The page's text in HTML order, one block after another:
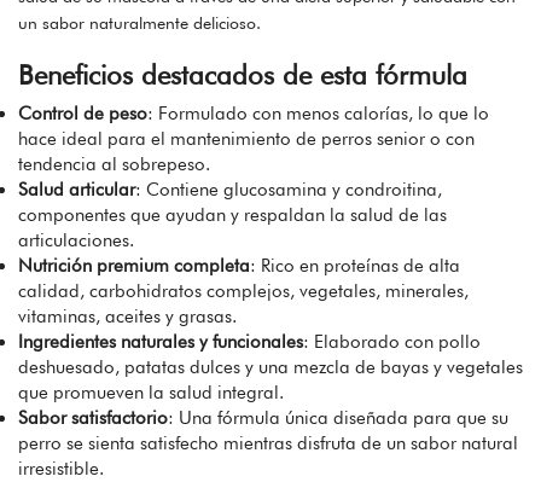
un sabor naturalmente delicioso.
Beneficios destacados de esta fórmula
Control de peso: Formulado con menos calorías, lo que lo
hace ideal para el mantenimiento de perros senior o con
tendencia al sobrepeso.
Salud articular: Contiene glucosamina y condroitina,
componentes que ayudan y respaldan la salud de las
articulaciones.
Nutrición premium completa: Rico en proteínas de alta
calidad, carbohidratos complejos, vegetales, minerales,
vitaminas, aceites y grasas.
Ingredientes naturales y funcionales: Elaborado con pollo
deshuesado, patatas dulces y una mezcla de bayas y vegetales
que promueven la salud integral.
Sabor satisfactorio: Una fórmula única diseñada para que su
perro se sienta satisfecho mientras disfruta de un sabor natural
irresistible.